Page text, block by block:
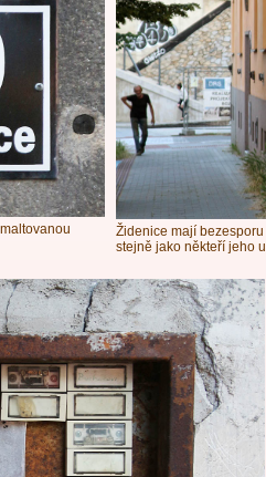
Židenice mají
stejně jako někteří jeho